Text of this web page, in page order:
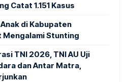
Catat 1.151 Kasus
di Kabupaten
Stunting
TNI 2026, TNI AU Uji
dan Antar Matra,